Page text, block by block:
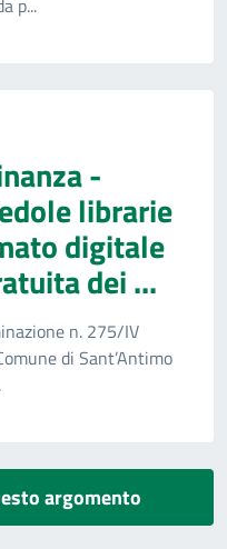
p...
-
librarie
digitale
dei ...
n. 275/IV
di Sant’Antimo
argomento